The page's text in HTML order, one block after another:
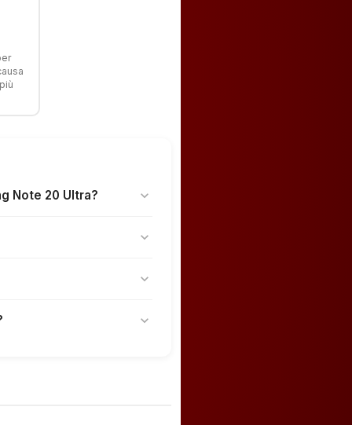
Note 20 Ultra? expand_more
expand_more
expand_more
expand_more